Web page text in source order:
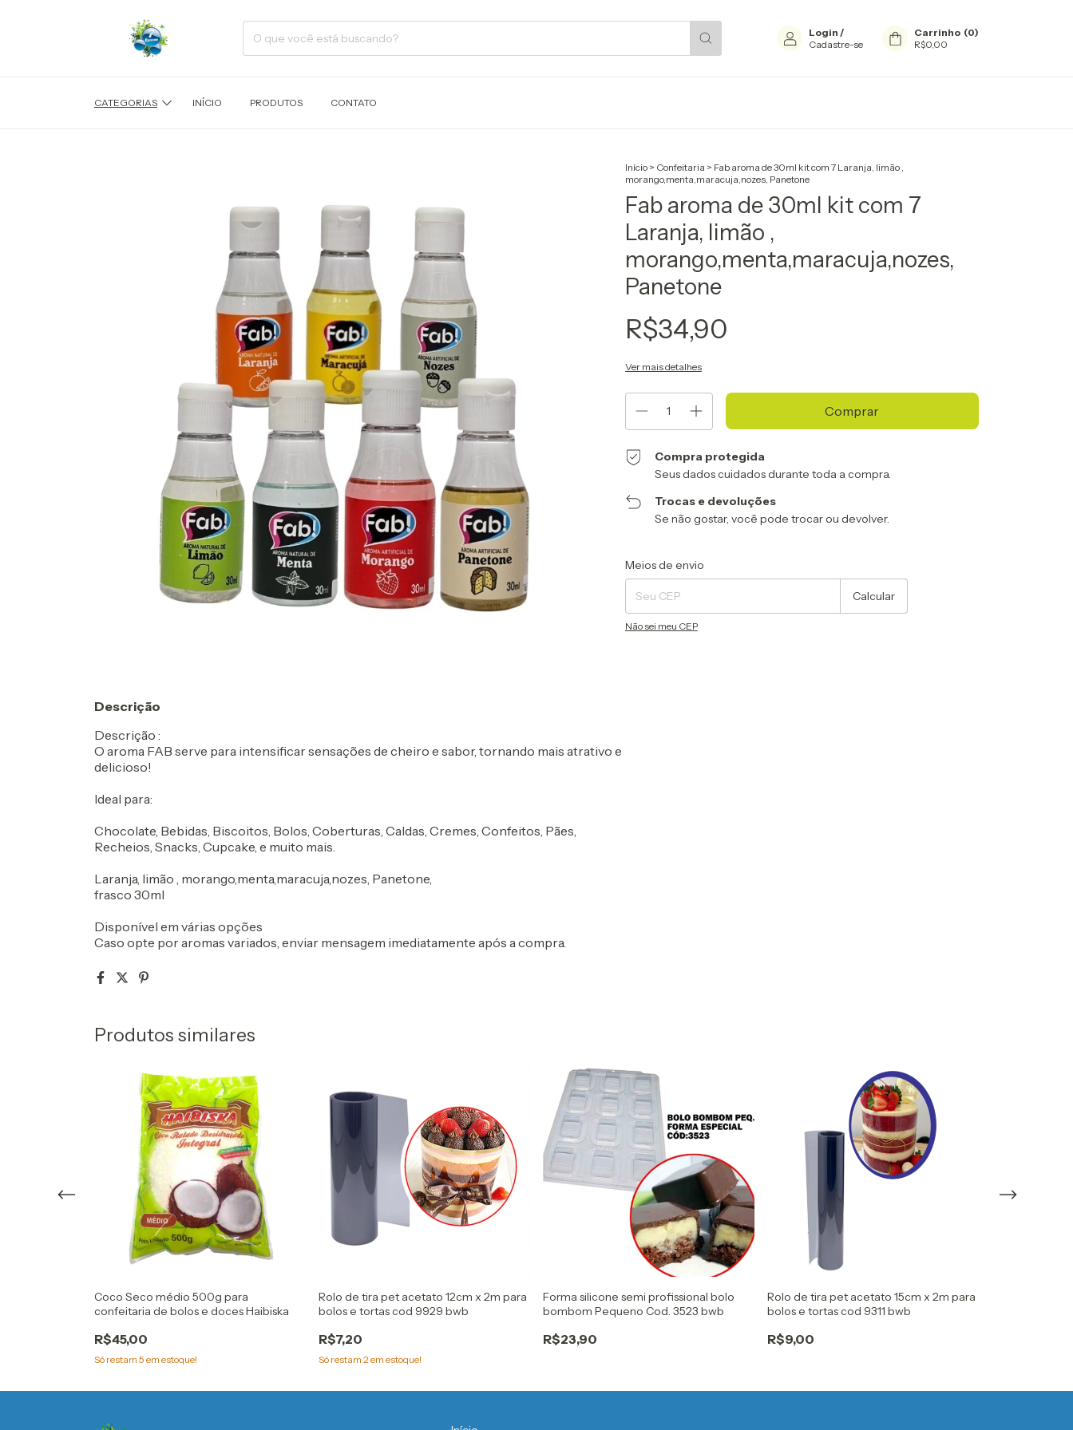
Login /
Cadastre-se
Carrinho (0)
R$0,00
CATEGORIAS INÍCIO PRODUTOS CONTATO
Início > Confeitaria > Fab aroma de 30ml kit com 7 Laranja, limão ,
morango,menta,maracuja,nozes, Panetone
Fab aroma de 30ml kit com 7
Laranja, limão ,
morango,menta,maracuja,nozes,
Panetone
R$34,90
Ver mais detalhes
Compra protegida
Seus dados cuidados durante toda a compra.
Trocas e devoluções
Se não gostar, você pode trocar ou devolver.
Entregas para o CEP:
Meios de envio
Calcular
Não sei meu CEP
Descrição
Descrição :
O aroma FAB serve para intensificar sensações de cheiro e sabor, tornando mais atrativo e
delicioso!
Ideal para:
Chocolate, Bebidas, Biscoitos, Bolos, Coberturas, Caldas, Cremes, Confeitos, Pães,
Recheios, Snacks, Cupcake, e muito mais.
Laranja, limão , morango,menta,maracuja,nozes, Panetone,
frasco 30ml
Disponível em várias opções
Caso opte por aromas variados, enviar mensagem imediatamente após a compra.
Produtos similares
Coco Seco médio 500g para
confeitaria de bolos e doces Haibiska
R$45,00
Só restam 5 em estoque!
Rolo de tira pet acetato 12cm x 2m para
bolos e tortas cod 9929 bwb
R$7,20
Só restam 2 em estoque!
Forma silicone semi profissional bolo
bombom Pequeno Cod. 3523 bwb
R$23,90
Rolo de tira pet acetato 15cm x 2m para
bolos e tortas cod 9311 bwb
R$9,00